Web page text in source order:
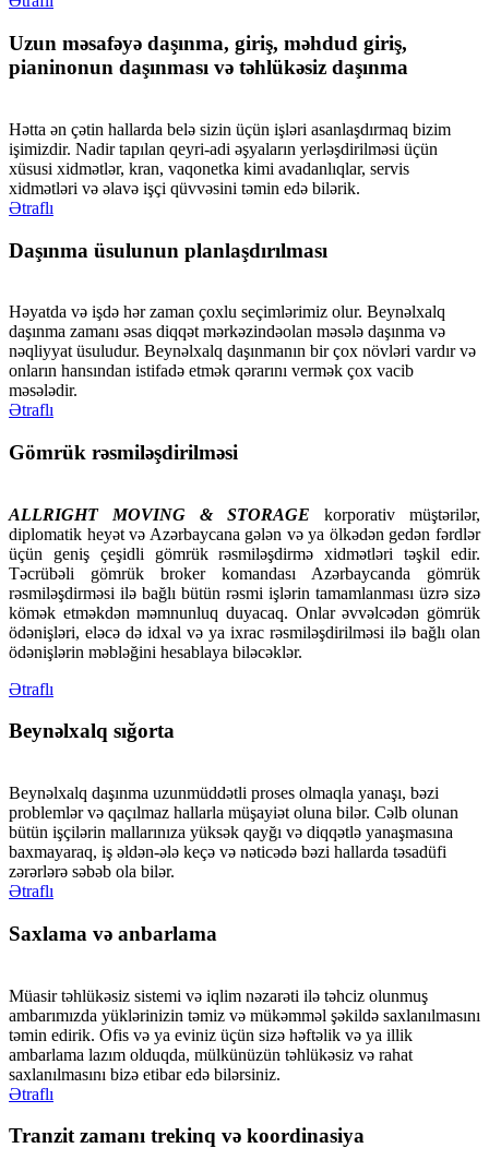
Uzun məsafəyə daşınma, giriş, məhdud giriş,
pianinonun daşınması və təhlükəsiz daşınma
Hətta ən çətin hallarda belə sizin üçün işləri asanlaşdırmaq bizim
işimizdir. Nadir tapılan qeyri-adi əşyaların yerləşdirilməsi üçün
xüsusi xidmətlər, kran, vaqonetka kimi avadanlıqlar, servis
xidmətləri və əlavə işçi qüvvəsini təmin edə bilərik.
Ətraflı
Daşınma üsulunun planlaşdırılması
Həyatda və işdə hər zaman çoxlu seçimlərimiz olur. Beynəlxalq
daşınma zamanı əsas diqqət mərkəzindəolan məsələ daşınma və
nəqliyyat üsuludur. Beynəlxalq daşınmanın bir çox növləri vardır və
onların hansından istifadə etmək qərarını vermək çox vacib
məsələdir.
Ətraflı
Gömrük rəsmiləşdirilməsi
ALLRIGHT MOVING & STORAGE korporativ müştərilər,
diplomatik heyət və Azərbaycana gələn və ya ölkədən gedən fərdlər
üçün geniş çeşidli gömrük rəsmiləşdirmə xidmətləri təşkil edir.
Təcrübəli gömrük broker komandası Azərbaycanda gömrük
rəsmiləşdirməsi ilə bağlı bütün rəsmi işlərin tamamlanması üzrə sizə
kömək etməkdən məmnunluq duyacaq. Onlar əvvəlcədən gömrük
ödənişləri, eləcə də idxal və ya ixrac rəsmiləşdirilməsi ilə bağlı olan
ödənişlərin məbləğini hesablaya biləcəklər.
Ətraflı
Beynəlxalq sığorta
Beynəlxalq daşınma uzunmüddətli proses olmaqla yanaşı, bəzi
problemlər və qaçılmaz hallarla müşayiət oluna bilər. Cəlb olunan
bütün işçilərin mallarınıza yüksək qayğı və diqqətlə yanaşmasına
baxmayaraq, iş əldən-ələ keçə və nəticədə bəzi hallarda təsadüfi
zərərlərə səbəb ola bilər.
Ətraflı
Saxlama və anbarlama
Müasir təhlükəsiz sistemi və iqlim nəzarəti ilə təhciz olunmuş
ambarımızda yüklərinizin təmiz və mükəmməl şəkildə saxlanılmasını
təmin edirik. Ofis və ya eviniz üçün sizə həftəlik və ya illik
ambarlama lazım olduqda, mülkünüzün təhlükəsiz və rahat
saxlanılmasını bizə etibar edə bilərsiniz.
Ətraflı
Tranzit zamanı trekinq və koordinasiya